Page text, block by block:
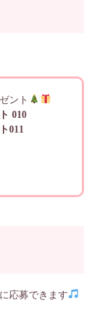
ント
010
011
応募できます